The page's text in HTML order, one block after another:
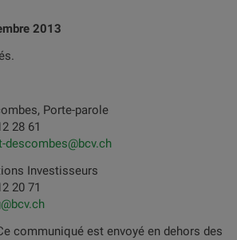
2013
Porte-parole
28 61
Investisseurs
20 71
communiqué est envoyé en dehors des